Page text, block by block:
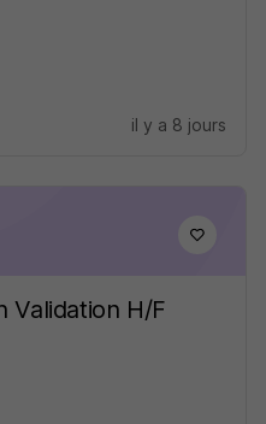
il y a 8 jours
Validation H/F